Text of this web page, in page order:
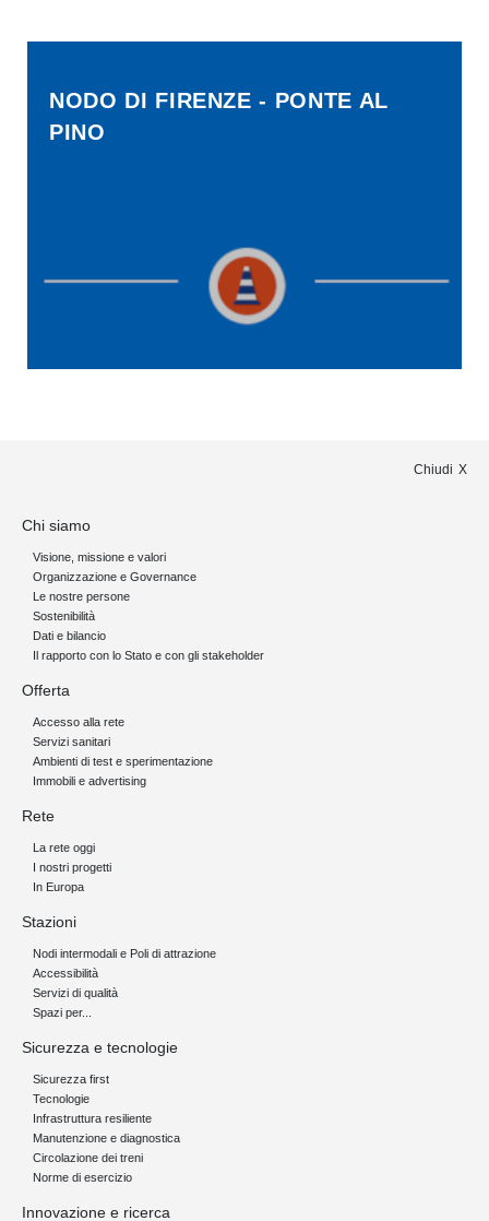
NODO DI FIRENZE - PONTE AL
PINO
Chiudi
Chi siamo
Visione, missione e valori
Organizzazione e Governance
Le nostre persone
Sostenibilità
Dati e bilancio
Il rapporto con lo Stato e con gli stakeholder
Offerta
Accesso alla rete
Servizi sanitari
Ambienti di test e sperimentazione
Immobili e advertising
Rete
La rete oggi
I nostri progetti
In Europa
Stazioni
Nodi intermodali e Poli di attrazione
Accessibilità
Servizi di qualità
Spazi per...
Sicurezza e tecnologie
Sicurezza first
Tecnologie
Infrastruttura resiliente
Manutenzione e diagnostica
Circolazione dei treni
Norme di esercizio
Innovazione e ricerca